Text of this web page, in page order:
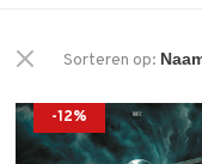
Sorteren op:
-12%